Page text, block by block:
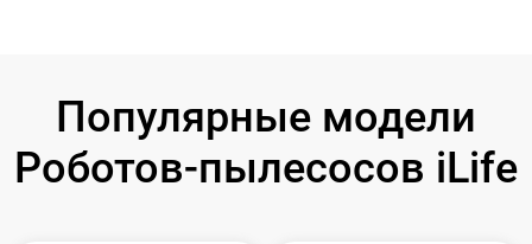
Популярные модели
Роботов-пылесосов iLife